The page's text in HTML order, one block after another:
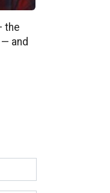
the
and